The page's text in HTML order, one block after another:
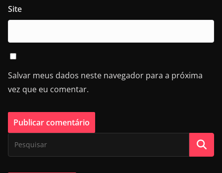
Site
Salvar meus dados neste navegador para a próxima
vez que eu comentar.